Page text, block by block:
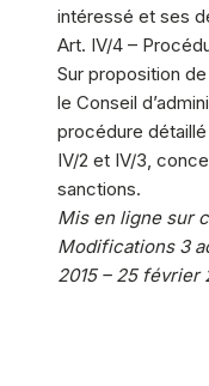
intéressé et ses
Art. IV/4 –
Sur proposition
le Conseil
procédure
IV/2 et IV/3,
sanctions.
Mis en ligne sur
Modifications 3
2015 – 25 février